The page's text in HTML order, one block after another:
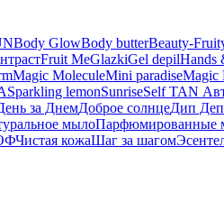
Body GlowBody butterBeauty-
Fruit MeGlazkiGel depilHands
Magic MoleculeMini paradiseMagic
Sparkling lemonSunriseSelf TAN
за ДнемДоброе солнцеДип
мылоПарфюмированные
Чистая кожаШаг за шагом